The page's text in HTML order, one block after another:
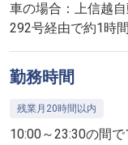
車の場合：上信越
292号経由で約1時
勤務時間
残業月20時間以内
10:00～23:30の間